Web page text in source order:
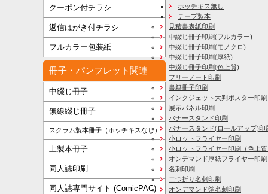
クーポン付チラシ
返信はがき付チラシ
フルカラー包装紙
冊子・パンフレット関連
中綴じ冊子
無線綴じ冊子
スクラム製本冊子（ホッチキスなし）
上製本冊子
同人誌印刷
同人誌専門サイト (ComicPAC)
ホッチキス無し
テープ製本
見積書表紙印刷
中綴じ冊子印刷(フルカラー)
中綴じ冊子印刷(モノクロ)
中綴じ冊子印刷(厚紙)
中綴じ冊子印刷(色上質)
フリーノート印刷
書籍冊子印刷
インクジェット大判ポスター印刷
展示パネル印刷
バナースタンド印刷
バナースタンド(ロールアップ)印
小ロットフライヤー印刷
小ロットフライヤー印刷（色上
オンデマンド厚紙フライヤー印刷
名刺印刷
二つ折り名刺印刷
オンデマンド箔名刺印刷